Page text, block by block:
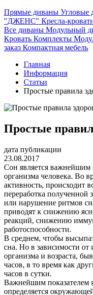
Прямые диваны Угловые
"ДЖЕНС" Кресла-
Все диваны Модульный
Кровать Комплекты
заказ Компактная мебель
Главная
Информация
Статьи
Простые правила
Простые
дата публикации
23.08.2017
Сон является важнейшим
организма человека. Во
активность, происходит
переработка
или нарушение ритмов
приводят к снижению
реакций, снижению
работоспособности.
В среднем, чтобы
сна. Но в зависимости от
организма и возраста,
часов, в то время как
часов в сутки.
Важнейшим показателем
определяется